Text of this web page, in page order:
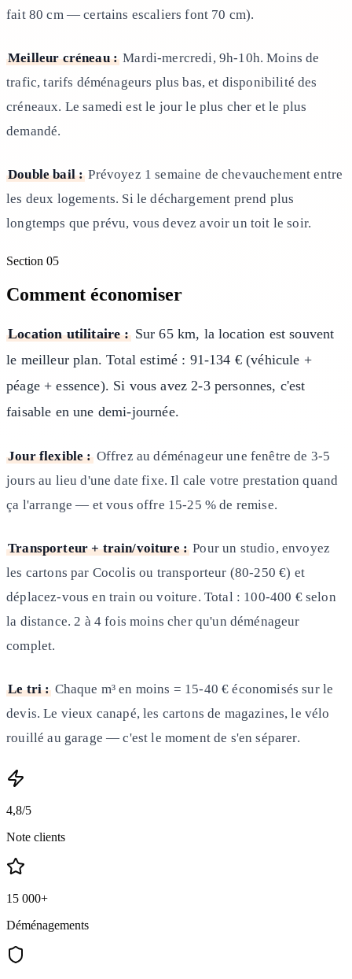
fait 80 cm — certains escaliers font 70 cm).
Meilleur créneau : Mardi-mercredi, 9h-10h. Moins de
trafic, tarifs déménageurs plus bas, et disponibilité des
créneaux. Le samedi est le jour le plus cher et le plus
demandé.
Double bail : Prévoyez 1 semaine de chevauchement entre
les deux logements. Si le déchargement prend plus
longtemps que prévu, vous devez avoir un toit le soir.
Section 05
Comment économiser
Location utilitaire :Sur 65 km, la location est souvent
le meilleur plan. Total estimé : 91-134 € (véhicule +
péage + essence). Si vous avez 2-3 personnes, c'est
faisable en une demi-journée.
Jour flexible :Offrez au déménageur une fenêtre de 3-5
jours au lieu d'une date fixe. Il cale votre prestation quand
ça l'arrange — et vous offre 15-25 % de remise.
Transporteur + train/voiture : Pour un studio, envoyez
les cartons par Cocolis ou transporteur (80-250 €) et
déplacez-vous en train ou voiture. Total : 100-400 € selon
la distance. 2 à 4 fois moins cher qu'un déménageur
complet.
Le tri : Chaque m³ en moins = 15-40 € économisés sur le
devis. Le vieux canapé, les cartons de magazines, le vélo
rouillé au garage — c'est le moment de s'en séparer.
4,8/5
Note clients
15 000+
Déménagements